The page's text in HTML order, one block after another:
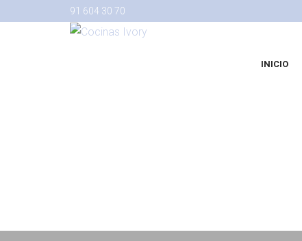
91 604 30 70
INICIO